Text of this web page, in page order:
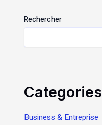
Rechercher
Categories
Business & Entreprise